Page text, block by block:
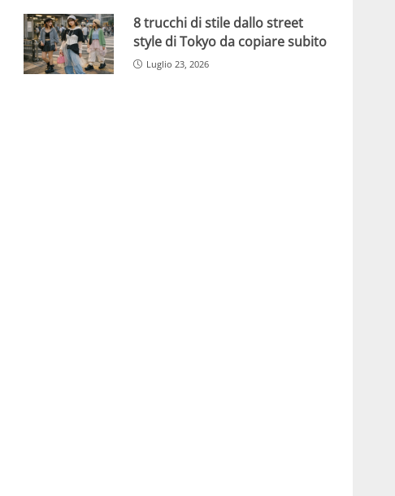
8 trucchi di stile dallo street
style di Tokyo da copiare subito
Luglio 23, 2026